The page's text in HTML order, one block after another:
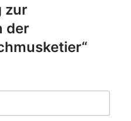
zur
der